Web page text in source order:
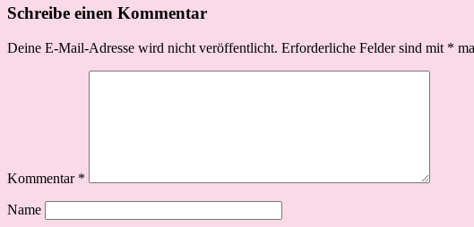
Schreibe einen Kommentar
Deine E-Mail-Adresse wird nicht veröffentlicht. Erforderliche Felder sind mit *
Kommentar *
Name